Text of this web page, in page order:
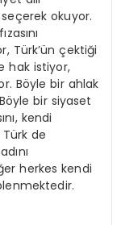
okuyor.
Türk’ün çektiği
hak istiyor,
Böyle bir ahlak
bir siyaset
kendi
Türk de
herkes kendi